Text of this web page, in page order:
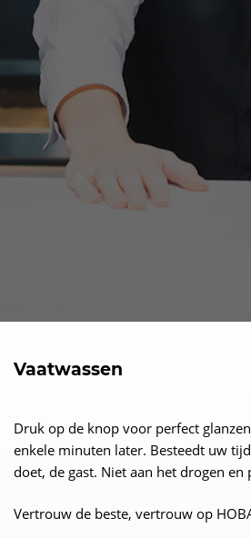
Vaatwassen
Druk op de knop voor perfect
enkele minuten later. Besteedt uw
doet, de gast. Niet aan het drogen en
Vertrouw de beste, vertrouw op